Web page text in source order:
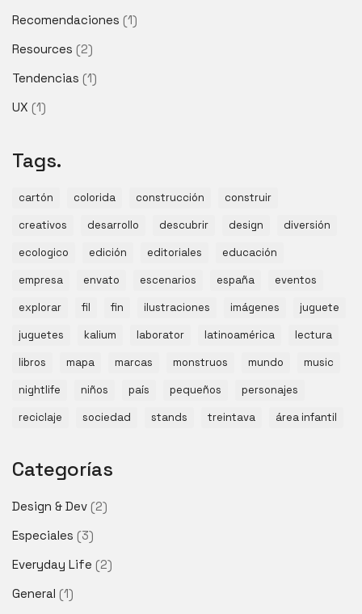
Recomendaciones (1)
Resources (2)
Tendencias (1)
UX (1)
Tags.
cartón colorida construcción
construir
creativos
desarrollo descubrir design
diversión
ecologico
edición editoriales
educación
empresa
envato escenarios españa
eventos
explorar
fil fin ilustraciones imágenes
juguete
juguetes
kalium laborator latinoamérica
lectura
libros
mapa marcas monstruos mundo
music
nightlife
niños país pequeños
personajes
reciclaje
sociedad stands treintava área infantil
Categorías
Design & Dev (2)
Especiales (3)
Everyday Life (2)
General (1)